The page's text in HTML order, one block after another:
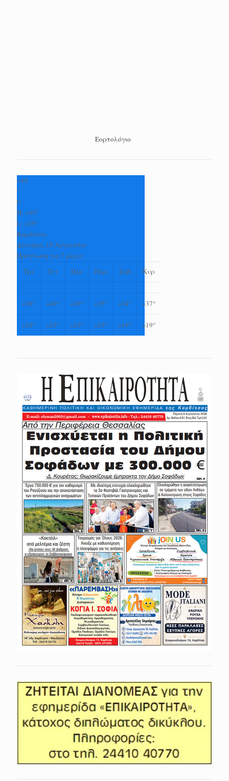
Εορτολόγιο
+34
°
C
H: +35°
L: +25°
Καρδίτσα
Δευτέρα, 10 Αύγουστος
Πρόγνωση για 7 μέρες
Τρι
Τετ Πεμ Παρ Σαβ Κυρ
+36° +40° +39° +35° +34° +37°
+24° +23° +23° +23° +19° +19°